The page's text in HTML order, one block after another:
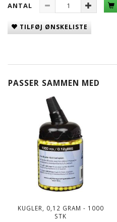
ANTAL
TILFØJ ØNSKELISTE
PASSER SAMMEN MED
KUGLER, 0,12 GRAM - 1000
STK